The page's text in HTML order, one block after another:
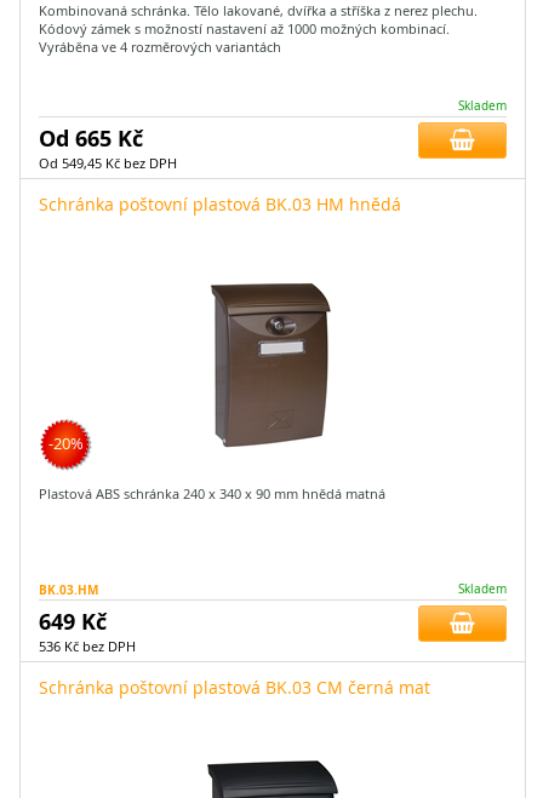
Kombinovaná schránka. Tělo lakované, dvířka a stříška z nerez plechu.
Kódový zámek s možností nastavení až 1000 možných kombinací.
Vyráběna ve 4 rozměrových variantách
Skladem
Od 665 Kč
Od 549,45 Kč bez DPH
Schránka poštovní plastová BK.03 HM hnědá
-20%
Plastová ABS schránka 240 x 340 x 90 mm hnědá matná
BK.03.HM Skladem
649 Kč
536 Kč bez DPH
Schránka poštovní plastová BK.03 CM černá mat